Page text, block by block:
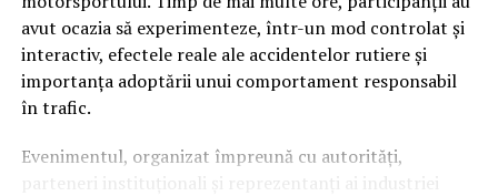
Vești bune pentru Dragnea. Cum scapă președintele PSD
de SANCȚIUNI | IasiAZI.ro
Un milionar din Top 300 a luat o decizie neașteptată. Ce
face cu banii | IasiAZI.ro
avut ocazia să experimenteze, într-un mod controlat și
interactiv, efectele reale ale accidentelor rutiere și
importanța adoptării unui comportament responsabil
în trafic.
Evenimentul, organizat împreună cu autorități,
parteneri instituționali și reprezentanți ai industriei